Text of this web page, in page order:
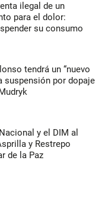
ilegal de un
para el dolor:
su consumo
tendrá un “nuevo
suspensión por dopaje
y el DIM al
y Restrepo
de la Paz